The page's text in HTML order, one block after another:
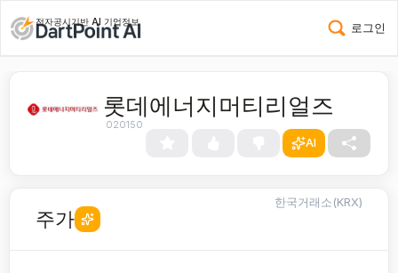
전자공시기반 AI 기업정보 로그인
롯데에너지머티리얼즈
020150
AI
주가
한국거래소(KRX)